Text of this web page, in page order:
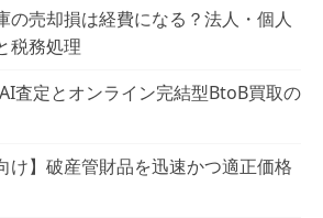
の売却損は経費になる？法人・個人
税務処理
査定とオンライン完結型BtoB買取の
け】破産管財品を迅速かつ適正価格